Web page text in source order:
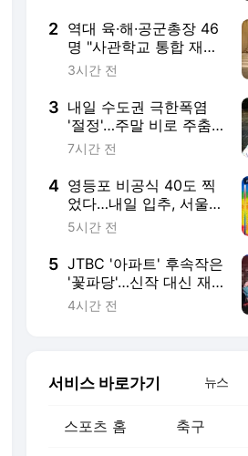
2 역대 육·해·공군총장 46
명 "사관학교 통합 재검
토해야"
3시간 전
3 내일 수도권 극한폭염
'절정'…주말 비로 주춤,
다음주도 36도 '찜통'
7시간 전
4 영등포 비공식 40도 찍
었다…내일 입추, 서울
'진짜 40도' 넘나
5시간 전
5 JTBC '아파트' 후속작은
'꽃파당'…신작 대신 재
편성
4시간 전
서비스 바로가기 뉴스
스포츠 홈 축구